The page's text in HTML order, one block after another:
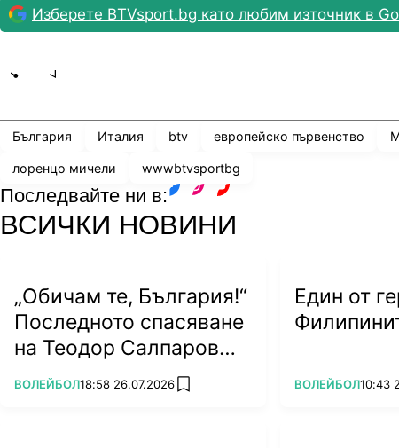
Лоренцо Мичели: Имате потенциал за
Мичели обаче ще може да разчита на капитана
Волейболистката, която се контузи по време на
претърпя операция, се възстанови много по-бързо
Изберете BTVsport.bg като любим източник в
България Италия btv европейско първенство
лоренцо мичели wwwbtvsportbg
Последвайте ни в:
ВСИЧКИ НОВИНИ
„Обичам те, България!“
Последното спасяване
на Теодор Салпаров
пряко по bTV на 5
септември (ВИДЕО)
ПОВЕЧЕ ОТ
ВОЛЕЙБОЛ18:58 26.07.2026 add favorites
Един от
ПОВЕЧЕ ОТ
ВОЛЕЙБОЛ10:43